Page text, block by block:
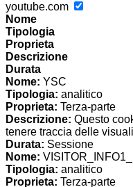
youtube.com
Nome
Tipologia
Proprieta
Descrizione
Durata
Nome: YSC
Tipologia: analitico
Proprieta: Terza-parte
Descrizione: Questo
tenere traccia delle
Durata: Sessione
Nome:
Tipologia: analitico
Proprieta: Terza-parte